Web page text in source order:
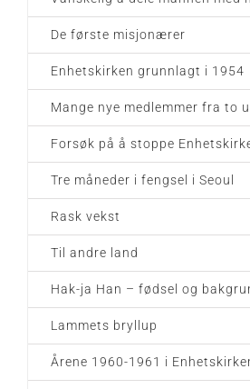
De første misjonærer
Enhetskirken grunnlagt i 1954
Mange nye medlemmer fra to
Forsøk på å stoppe
Tre måneder i fengsel i Seoul
Rask vekst
Til andre land
Hak-ja Han – fødsel og
Lammets bryllup
Årene 1960-1961 i